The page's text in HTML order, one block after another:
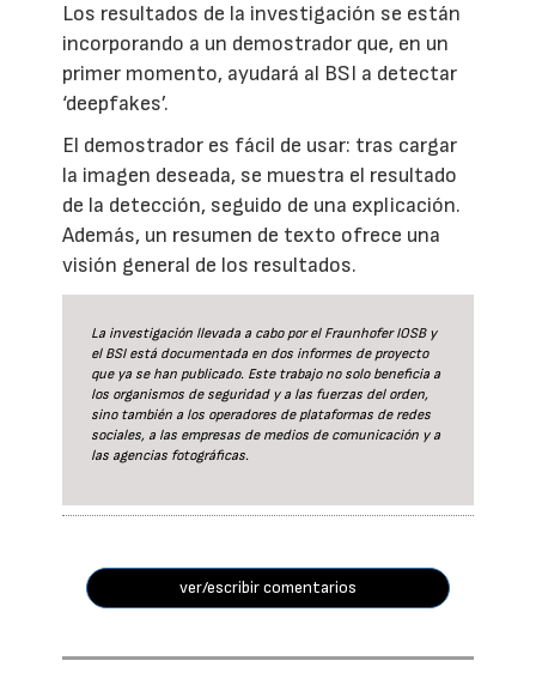
Los resultados de la investigación se están
incorporando a un demostrador que, en un
primer momento, ayudará al BSI a detectar
‘deepfakes’.
El demostrador es fácil de usar: tras cargar
la imagen deseada, se muestra el resultado
de la detección, seguido de una explicación.
Además, un resumen de texto ofrece una
visión general de los resultados.
La investigación llevada a cabo por el Fraunhofer IOSB y
el BSI está documentada en dos informes de proyecto
que ya se han publicado. Este trabajo no solo beneficia a
los organismos de seguridad y a las fuerzas del orden,
sino también a los operadores de plataformas de redes
sociales, a las empresas de medios de comunicación y a
las agencias fotográficas.
ver/escribir comentarios